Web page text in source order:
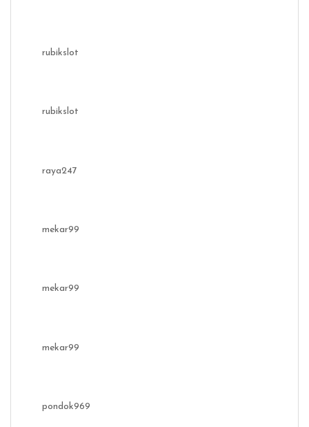
rubikslot
rubikslot
raya247
mekar99
mekar99
mekar99
pondok969